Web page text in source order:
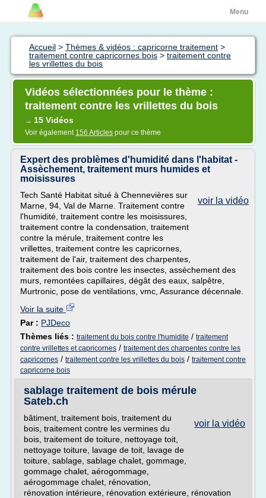
Menu
Accueil > Thèmes & vidéos : capricorne traitement >
traitement contre capricornes bois > traitement contre
les vrillettes du bois
Vidéos sélectionnées pour le thème :
traitement contre les vrillettes du bois
→ 15 Vidéos
Voir également 156 Articles pour ce thème
Expert des problèmes d'humidité dans l'habitat -
Assèchement, traitement murs humides et
moisissures
voir la vidéo
Tech Santé Habitat situé à Chennevières sur
Marne, 94, Val de Marne. Traitement contre
l'humidité, traitement contre les moisissures,
traitement contre la condensation, traitement
contre la mérule, traitement contre les
vrillettes, traitement contre les capricornes,
traitement de l'air, traitement des charpentes,
traitement des bois contre les insectes, assèchement des
murs, remontées capillaires, dégât des eaux, salpêtre,
Murtronic, pose de ventilations, vmc, Assurance décennale.
Voir la suite
Par : PJDeco
Thèmes liés : traitement du bois contre l'humidite / traitement
contre vrillettes et capricornes / traitement des charpentes contre les
capricornes / traitement contre les vrillettes du bois / traitement contre
capricorne bois
sablage traitement de bois mérule
Sateb.ch
voir la vidéo
bâtiment, traitement bois, traitement du
bois, traitement contre les vermines du
bois, traitement de toiture, nettoyage toit,
nettoyage toiture, lavage de toit, lavage de
toiture, sablage, sablage chalet, gommage,
gommage chalet, aérogommage,
aérogommage chalet, rénovation,
rénovation intérieure, rénovation extérieure, rénovation